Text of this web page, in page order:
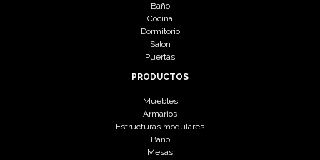
Baño
Cocina
Dormitorio
Salón
Puertas
PRODUCTOS
Muebles
Armarios
Estructuras modulares
Baño
Mesas